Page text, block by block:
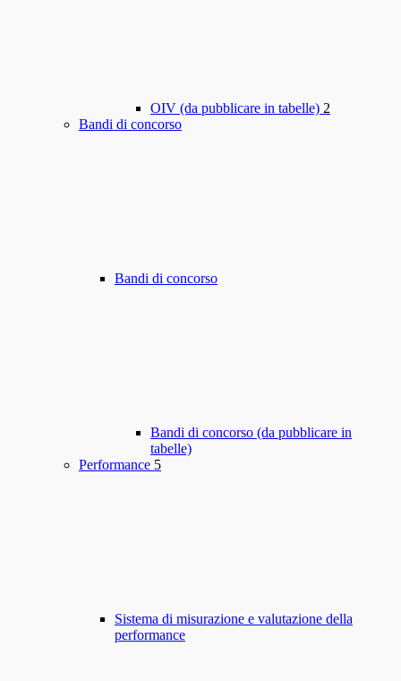
OIV (da pubblicare in tabelle) 2
Bandi di concorso
Bandi di concorso
Bandi di concorso (da pubblicare in
tabelle)
Performance 5
Sistema di misurazione e valutazione della
performance